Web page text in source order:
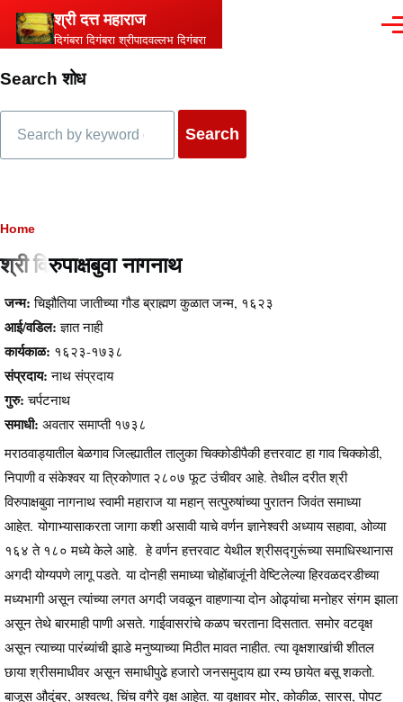
Skip to main content
श्री दत्त महाराज
दिगंबरा दिगंबरा श्रीपादवल्लभ दिगंबरा
Search शोध
Breadcrumb
Home
श्री विरुपाक्षबुवा नागनाथ
Content
जन्म: चिझौतिया जातीच्या गौड ब्राह्मण कुळात जन्म, १६२३
आई/वडिल: ज्ञात नाही
कार्यकाळ: १६२३-१७३८
संप्रदाय:नाथ संप्रदाय
गुरु: चर्पटनाथ
समाधी: अवतार समाप्ती १७३८
मराठवाड्यातील बेळगाव जिल्ह्यातील तालुका चिक्कोडीपैकी हत्तरवाट हा गाव चिक्कोडी,
निपाणी व संकेश्वर या त्रिकोणात २८०७ फूट उंचीवर आहे. तेथील दरीत श्री
विरुपाक्षबुवा नागनाथ स्वामी महाराज या महान् सत्पुरुषांच्या पुरातन जिवंत समाध्या
आहेत. योगाभ्यासाकरता जागा कशी असावी याचे वर्णन ज्ञानेश्वरी अध्याय सहावा, ओव्या
१६४ ते १८० मध्ये केले आहे. हे वर्णन हत्तरवाट येथील श्रीसद्गुरूंच्या समाधिस्थानास
अगदी योग्यपणे लागू पडते. या दोनही समाध्या चोहोंबाजूंनी वेष्टिलेल्या हिरवळदरडीच्या
मध्यभागी असून त्यांच्या लगत अगदी जवळून वाहणाऱ्या दोन ओढ्यांचा मनोहर संगम झाला
असून तेथे बारमाही पाणी असते. गाईवासरांचे कळप चरताना दिसतात. समोर वटवृक्ष
असून त्याच्या पारंब्यांची झाडे मनुष्याच्या मिठीत मावत नाहीत. त्या वृक्षशाखांची शीतल
छाया श्रीसमाधीवर असून समाधीपुढे हजारो जनसमुदाय ह्या रम्य छायेत बसू शकतो.
बाजूस औदुंबर, अश्वत्थ, चिंच वगैरे वृक्ष आहेत. या वृक्षावर मोर, कोकीळ, सारस, पोपट